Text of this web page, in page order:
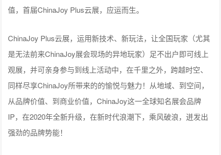
值，首届ChinaJoy Plus云展，应运而生。
ChinaJoy Plus云展，运用新技术、新玩法，让全国玩家（尤其
是无法前来ChinaJoy展会现场的异地玩家）足不出户即可线上
观展，并可亲身参与到线上活动中，在千里之外，跨越时空、
同样尽享ChinaJoy所带来的的愉悦与魅力！从地域、到空间，
从品牌价值、到商业价值，ChinaJoy这一全球知名展会品牌
IP，在2020年全新升级，在新时代浪潮下，乘风破浪，迸发出
强劲的品牌势能！